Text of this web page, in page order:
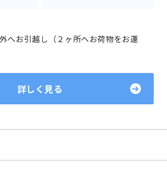
へお引越し（２ヶ所へお荷物をお運
詳しく見る